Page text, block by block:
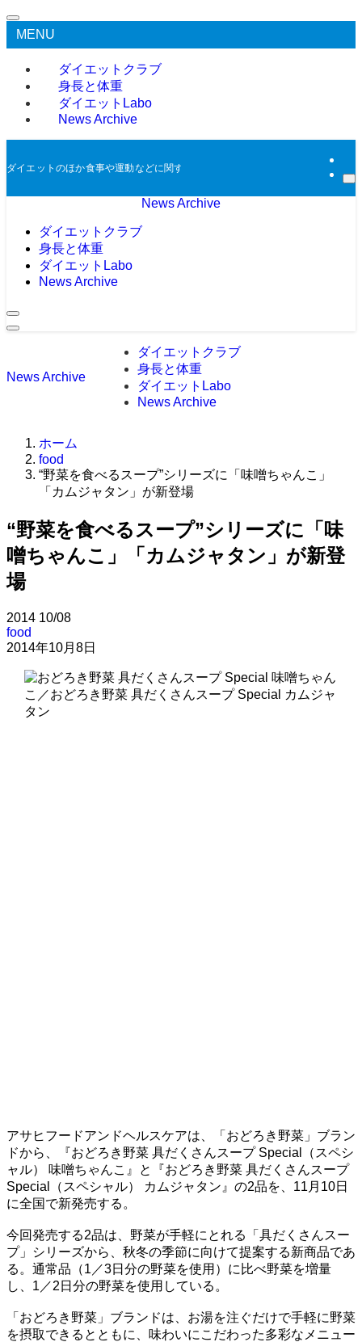
MENU
ダイエットクラブ
身長と体重
ダイエットLabo
News Archive
ダイエットのほか食事や運動などに関する過去のニュースをアーカイブとして
News Archive
ダイエットクラブ
身長と体重
ダイエットLabo
News Archive
News Archive
ダイエットクラブ
身長と体重
ダイエットLabo
News Archive
ホーム
food
“野菜を食べるスープ”シリーズに「味噌ちゃんこ」
「カムジャタン」が新登場
“野菜を食べるスープ”シリーズに「味
噌ちゃんこ」「カムジャタン」が新登
場
2014 10/08
food
2014年10月8日
アサヒフードアンドヘルスケアは、「おどろき野菜」ブラン
ドから、『おどろき野菜 具だくさんスープ Special（スペシ
ャル） 味噌ちゃんこ』と『おどろき野菜 具だくさんスープ
Special（スペシャル） カムジャタン』の2品を、11月10日
に全国で新発売する。
今回発売する2品は、野菜が手軽にとれる「具だくさんスー
プ」シリーズから、秋冬の季節に向けて提案する新商品であ
る。通常品（1／3日分の野菜を使用）に比べ野菜を増量
し、1／2日分の野菜を使用している。
「おどろき野菜」ブランドは、お湯を注ぐだけで手軽に野菜
を摂取できるとともに、味わいにこだわった多彩なメニュー